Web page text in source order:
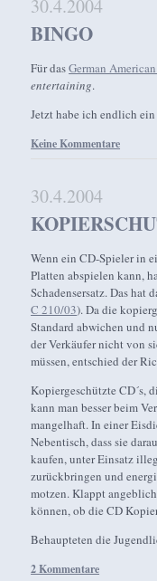
30.4.2004
BINGO
Für dasGerman
entertaining.
Jetzt habe ich endlich
Keine Kommentare
30.4.2004
Wenn ein CD-Spieler in
Platten abspielen kann,
Schadensersatz. Das hat
C 210/03). Da die
Standard abwichen und
der Verkäufer nicht von
müssen, entschied der
Kopiergeschützte CD´s,
kann man besser beim
mangelhaft. In einer
Nebentisch, dass sie
kaufen, unter Einsatz
zurückbringen und
motzen. Klappt
können, ob die CD
Behaupteten die
2 Kommentare